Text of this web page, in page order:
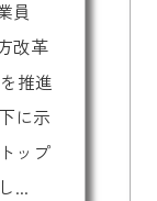
員
改革
推進
に示
ップ
...